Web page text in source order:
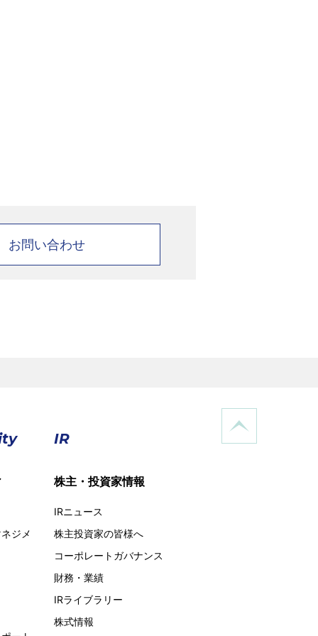
お問い合わせ
ジメ
IR
株主・投資家情報
IRニュース
株主投資家の皆様へ
コーポレートガバナンス
財務・業績
IRライブラリー
株式情報